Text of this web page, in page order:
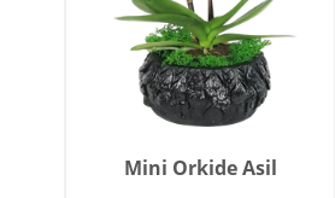
Mini Orkide Asil